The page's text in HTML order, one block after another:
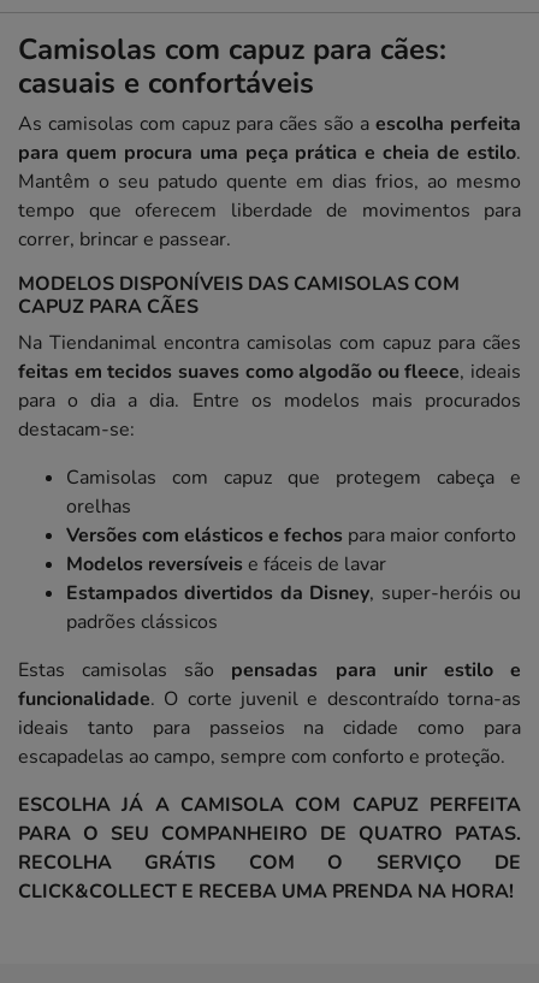
Camisolas com capuz para cães:
casuais e confortáveis
As camisolas com capuz para cães são a escolha perfeita
para quem procura uma peça prática e cheia de estilo.
Mantêm o seu patudo quente em dias frios, ao mesmo
tempo que oferecem liberdade de movimentos para
correr, brincar e passear.
MODELOS DISPONÍVEIS DAS CAMISOLAS COM
CAPUZ PARA CÃES
Na Tiendanimal encontra camisolas com capuz para cães
feitas em tecidos suaves como algodão ou fleece, ideais
para o dia a dia. Entre os modelos mais procurados
destacam-se:
Camisolas com capuz que protegem cabeça e
orelhas
Versões com elásticos e fechos para maior conforto
Modelos reversíveis e fáceis de lavar
Estampados divertidos da Disney, super-heróis ou
padrões clássicos
Estas camisolas são pensadas para unir estilo e
funcionalidade. O corte juvenil e descontraído torna-as
ideais tanto para passeios na cidade como para
escapadelas ao campo, sempre com conforto e proteção.
ESCOLHA JÁ A CAMISOLA COM CAPUZ PERFEITA
PARA O SEU COMPANHEIRO DE QUATRO PATAS.
RECOLHA GRÁTIS COM O SERVIÇO DE
CLICK&COLLECT E RECEBA UMA PRENDA NA HORA!